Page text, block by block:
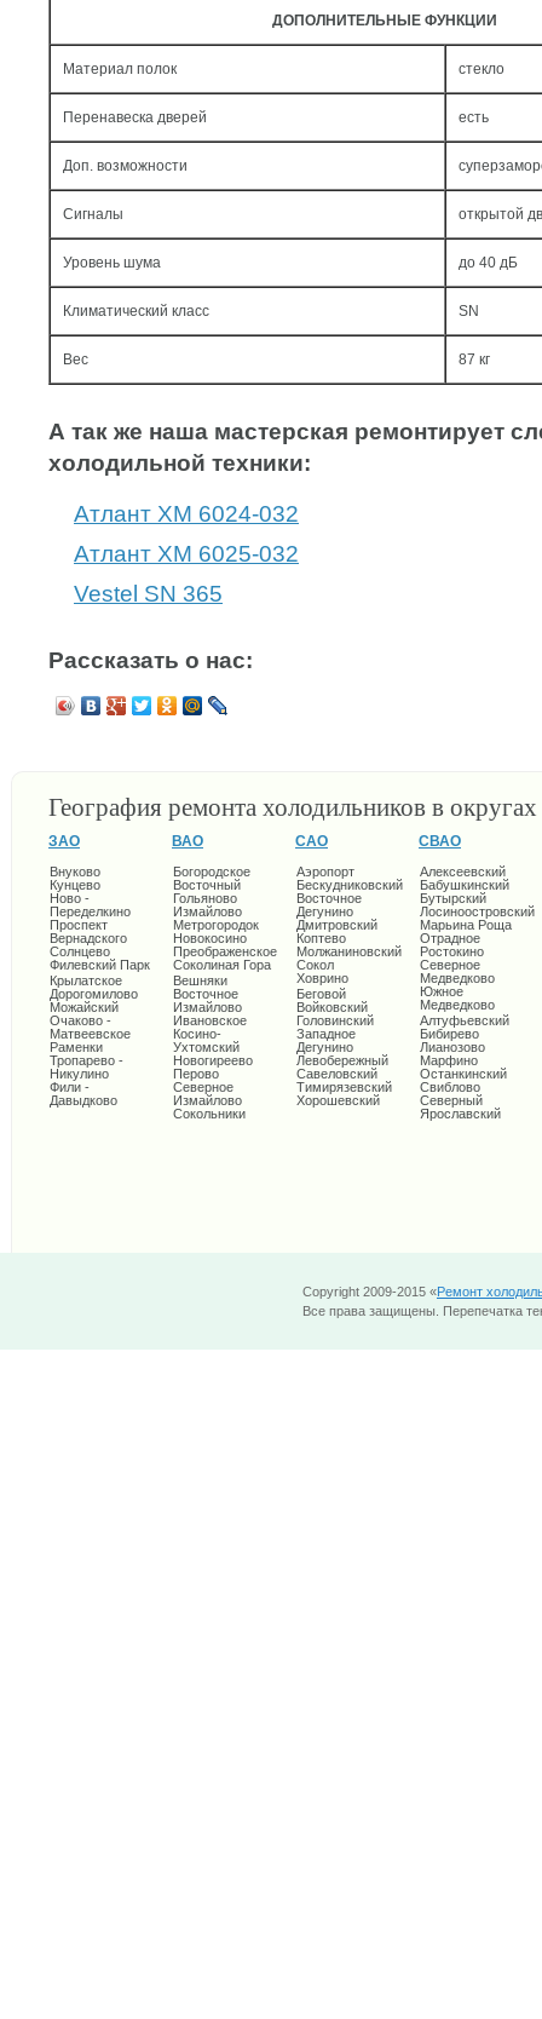
ДОПОЛНИТЕЛЬНЫЕ ФУНКЦИИ
Материал полок стекло
Перенавеска дверей есть
Доп. возможности
Сигналы открытой
Уровень шума до 40 дБ
Климатический класс SN
Вес 87 кг
А так же наша мастерская ремонтирует
холодильной техники:
Атлант ХМ 6024-032
Атлант ХМ 6025-032
Vestel SN 365
Рассказать о нас:
География ремонта холодильников в
ЗАО
Внуково
Кунцево
Ново -
Переделкино
Проспект
Вернадского
Солнцево
Филевский Парк
Крылатское
Дорогомилово
Можайский
Очаково -
Матвеевское
Раменки
Тропарево -
Никулино
Фили -
Давыдково
ВАО
Богородское
Восточный
Гольяново
Измайлово
Метрогородок
Новокосино
Преображенское
Соколиная Гора
Вешняки
Восточное
Измайлово
Ивановское
Косино-
Ухтомский
Новогиреево
Перово
Северное
Измайлово
Сокольники
САО
Аэропорт
Бескудниковский
Восточное
Дегунино
Дмитровский
Коптево
Молжаниновский
Сокол
Ховрино
Беговой
Войковский
Головинский
Западное
Дегунино
Левобережный
Савеловский
Тимирязевский
Хорошевский
СВАО
Алексеевский
Бабушкинский
Бутырский
Лосиноостровский
Марьина Роща
Отрадное
Ростокино
Северное
Медведково
Южное
Медведково
Алтуфьевский
Бибирево
Лианозово
Марфино
Останкинский
Свиблово
Северный
Ярославский
Copyright 2009-2015 «Ремонт
Все права защищены. Перепечатка